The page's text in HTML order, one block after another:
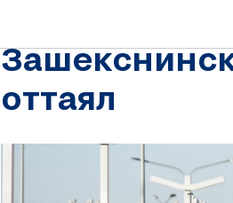
ГородЧе:
оттаял